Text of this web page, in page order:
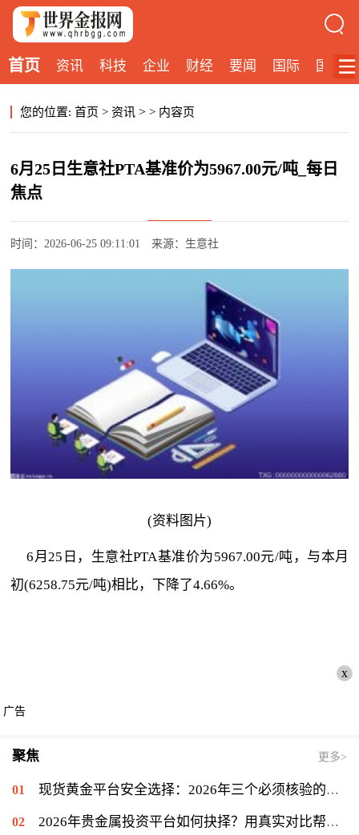
首页 资讯 科技 企业 财经 要闻 国际 国内
您的位置: 首页 > 资讯 > > 内容页
6月25日生意社PTA基准价为5967.00元/吨_每日
焦点
时间：2026-06-25 09:11:01 来源：生意社
(资料图片)
6月25日，生意社PTA基准价为5967.00元/吨，与本月
初(6258.75元/吨)相比，下降了4.66%。
x
广告
聚焦 更多>
现货黄金平台安全选择：2026年三个必须核验的关键标准
2026年贵金属投资平台如何抉择？用真实对比帮你理清思路